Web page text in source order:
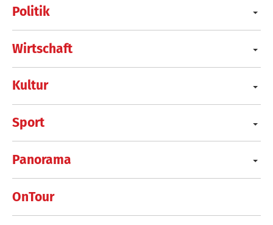
Politik
Wirtschaft
Kultur
Sport
Panorama
OnTour